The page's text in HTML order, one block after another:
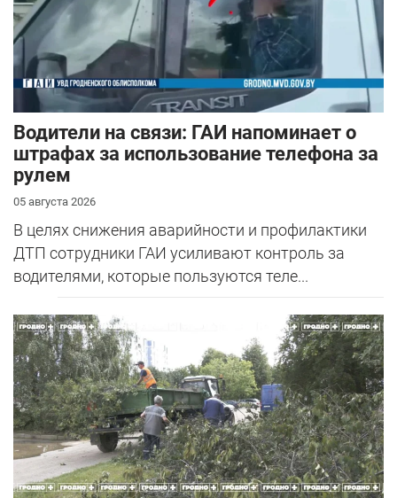
Водители на связи: ГАИ напоминает о
штрафах за использование телефона за
рулем
05 августа 2026
В целях снижения аварийности и профилактики
ДТП сотрудники ГАИ усиливают контроль за
водителями, которые пользуются теле...